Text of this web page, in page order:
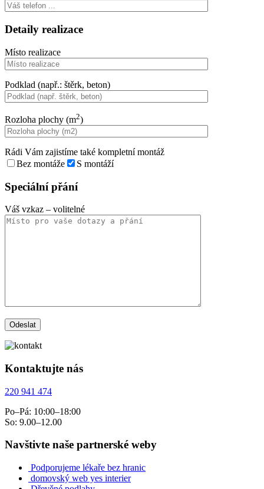
Detaily realizace
Místo realizace
Podklad (např.: štěrk, beton)
Rozloha plochy (m2)
Rádi Vám zajistíme také kompletní montáž
Bez montáže
S montáží
Speciální přání
Váš vzkaz – volitelné
Kontaktujte nás
220 941 474
Po–Pá: 10:00–18:00
So: 9.00–12.00
Navštivte naše partnerské weby
Podporujeme lékaře bez hranic
domovský web yes interier